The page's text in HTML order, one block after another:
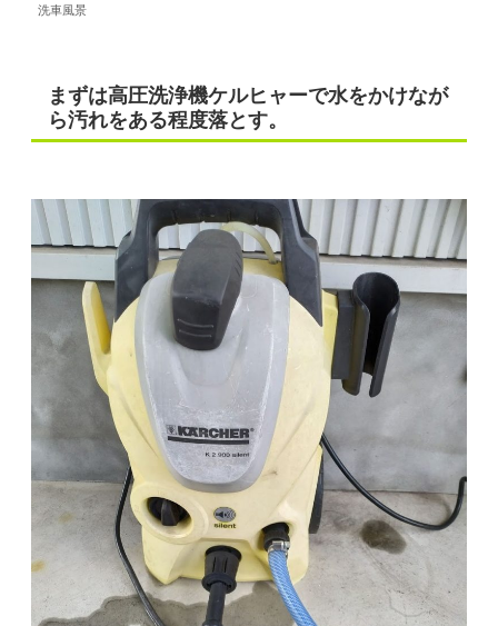
洗車風景
まずは高圧洗浄機ケルヒャーで水をかけなが
ら汚れをある程度落とす。